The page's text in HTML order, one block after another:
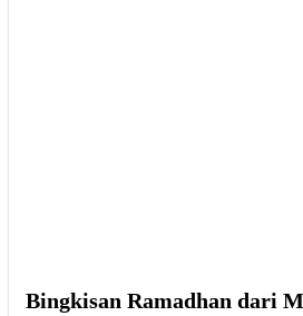
Bingkisan Ramadhan dari